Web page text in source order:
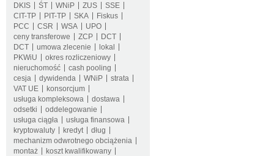
DKIS
ŚT WNiP ZUS
SSE
CIT-TP
PIT-TP SKA
Fiskus
PCC
CSR WSA
UPO
ceny transferowe
ZCP
DCT
DCT
umowa zlecenie
lokal
PKWiU
okres rozliczeniowy
nieruchomość
cash pooling
cesja
dywidenda WNiP
strata
VAT UE
konsorcjum
usługa kompleksowa
dostawa
odsetki
oddelegowanie
usługa ciągła
usługa finansowa
kryptowaluty
kredyt
dług
mechanizm odwrotnego obciążenia
montaż
koszt kwalifikowany